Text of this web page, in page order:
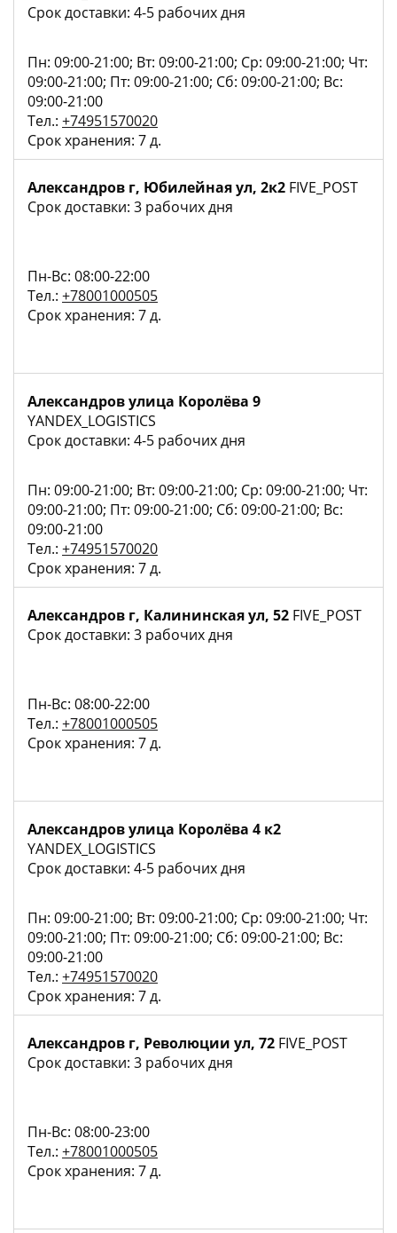
Срок доставки: 4-5 рабочих дня
Пн: 09:00-21:00; Вт: 09:00-21:00; Ср: 09:00-21:00; Чт:
09:00-21:00; Пт: 09:00-21:00; Сб: 09:00-21:00; Вс:
09:00-21:00
Тел.: +74951570020
Срок хранения: 7 д.
Александров г, Юбилейная ул, 2к2 FIVE_POST
Срок доставки: 3 рабочих дня
Пн-Вс: 08:00-22:00
Тел.: +78001000505
Срок хранения: 7 д.
Александров улица Королёва 9
YANDEX_LOGISTICS
Срок доставки: 4-5 рабочих дня
Пн: 09:00-21:00; Вт: 09:00-21:00; Ср: 09:00-21:00; Чт:
09:00-21:00; Пт: 09:00-21:00; Сб: 09:00-21:00; Вс:
09:00-21:00
Тел.: +74951570020
Срок хранения: 7 д.
Александров г, Калининская ул, 52 FIVE_POST
Срок доставки: 3 рабочих дня
Пн-Вс: 08:00-22:00
Тел.: +78001000505
Срок хранения: 7 д.
Александров улица Королёва 4 к2
YANDEX_LOGISTICS
Срок доставки: 4-5 рабочих дня
Пн: 09:00-21:00; Вт: 09:00-21:00; Ср: 09:00-21:00; Чт:
09:00-21:00; Пт: 09:00-21:00; Сб: 09:00-21:00; Вс:
09:00-21:00
Тел.: +74951570020
Срок хранения: 7 д.
Александров г, Революции ул, 72 FIVE_POST
Срок доставки: 3 рабочих дня
Пн-Вс: 08:00-23:00
Тел.: +78001000505
Срок хранения: 7 д.